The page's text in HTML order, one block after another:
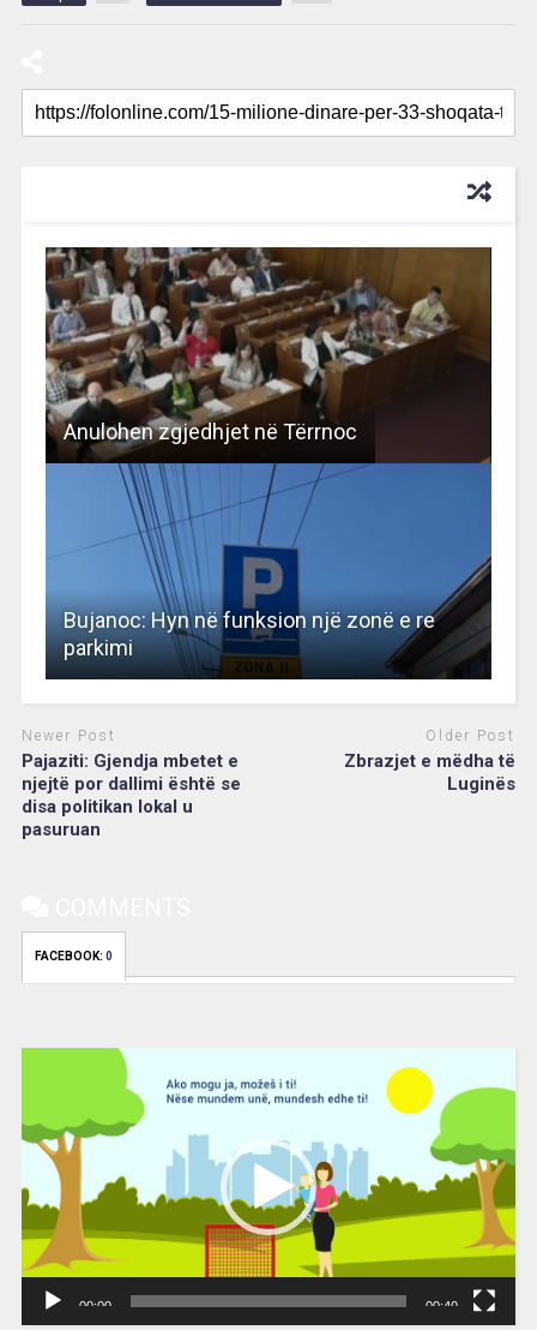
Anulohen zgjedhjet në Tërrnoc
Bujanoc: Hyn në funksion një zonë e re
parkimi
Newer Post
Pajaziti: Gjendja mbetet e
njejtë por dallimi është se
disa politikan lokal u
pasuruan
Older Post
Zbrazjet e mëdha të
Luginës
FACEBOOK: 0
00:00 00:40